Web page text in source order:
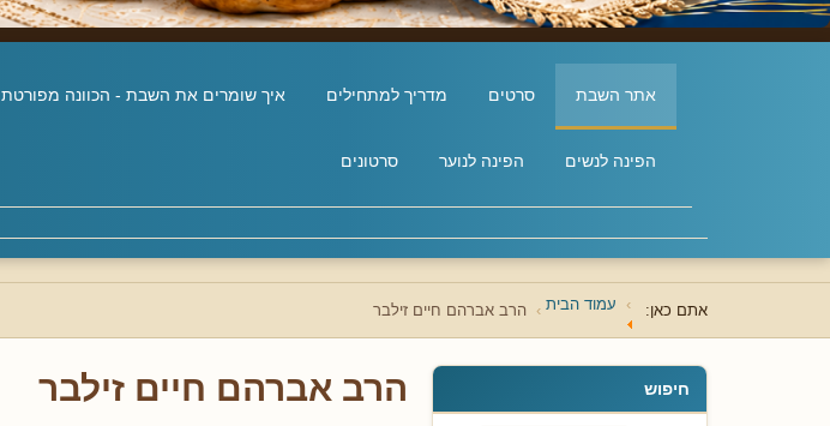
אתר השבת סרטים מדריך למתחילים איך שומרים את השבת - הכוונה מפורטת
הפינה לנשים הפינה לנוער סרטונים
אתם כאן: עמוד הבית הרב אברהם חיים זילבר
חיפוש הרב אברהם חיים זילבר